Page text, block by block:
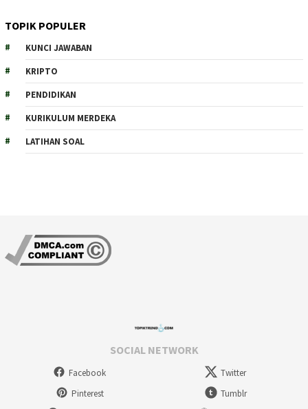
TOPIK POPULER
KUNCI JAWABAN
KRIPTO
PENDIDIKAN
KURIKULUM MERDEKA
LATIHAN SOAL
SOCIAL NETWORK
Facebook
Twitter
Pinterest
Tumblr